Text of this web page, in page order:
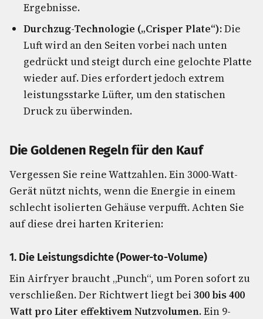
Ergebnisse.
Durchzug-Technologie („Crisper Plate“):Die
Luft wird an den Seiten vorbei nach unten
gedrückt und steigt durch eine gelochte Platte
wieder auf. Dies erfordert jedoch extrem
leistungsstarke Lüfter, um den statischen
Druck zu überwinden.
Die Goldenen Regeln für den Kauf
Vergessen Sie reine Wattzahlen. Ein 3000-Watt-
Gerät nützt nichts, wenn die Energie in einem
schlecht isolierten Gehäuse verpufft. Achten Sie
auf diese drei harten Kriterien:
1. Die Leistungsdichte (Power-to-Volume)
Ein Airfryer braucht „Punch“, um Poren sofort zu
verschließen. Der Richtwert liegt bei 300 bis 400
Watt pro Liter effektivem Nutzvolumen. Ein 9-